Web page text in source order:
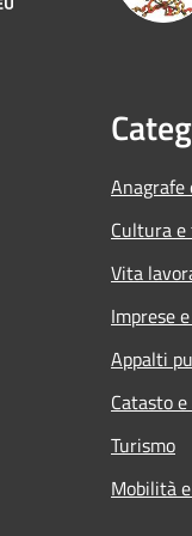
Cultura
Vita
Imprese
Appalti
Catasto
Turismo
Mobilità